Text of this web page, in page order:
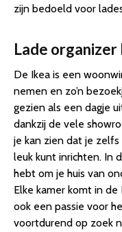
zijn bedoeld voor
Lade organizer
De Ikea is een
nemen en zo’n
gezien als een dagje
dankzij de vele
je kan zien dat je
leuk kunt inrichten. In
hebt om je huis van
Elke kamer komt in
ook een passie voor
voortdurend op zoek